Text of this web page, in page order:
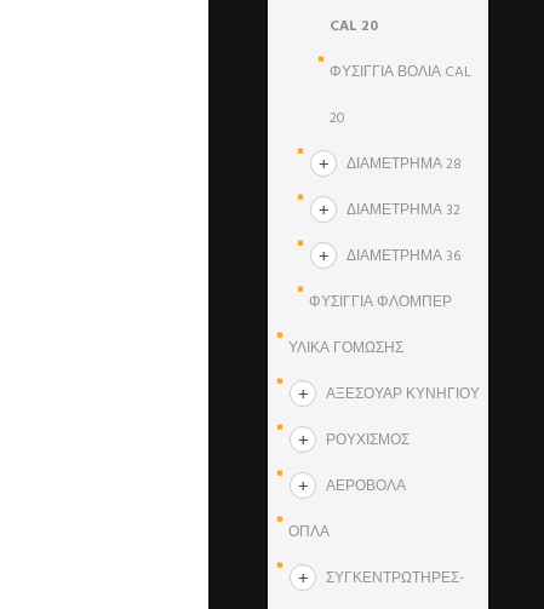
CAL 20
ΦΥΣΙΓΓΙΑ ΒΟΛΙΑ CAL
20
ΔΙΑΜΕΤΡΗΜΑ 28
ΔΙΑΜΕΤΡΗΜΑ 32
ΔΙΑΜΕΤΡΗΜΑ 36
ΦΥΣΙΓΓΙΑ ΦΛΟΜΠΕΡ
ΥΛΙΚΑ ΓΟΜΩΣΗΣ
ΑΞΕΣΟΥΑΡ ΚΥΝΗΓΙΟΥ
ΡΟΥΧΙΣΜΟΣ
ΑΕΡΟΒΟΛΑ
ΟΠΛΑ
ΣΥΓΚΕΝΤΡΩΤΗΡΕΣ-